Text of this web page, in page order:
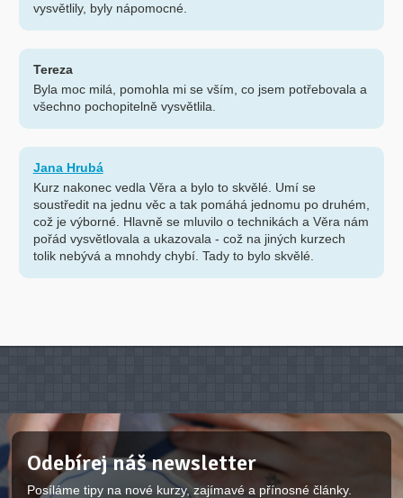
vysvětlily, byly nápomocné.
Tereza
Byla moc milá, pomohla mi se vším, co jsem potřebovala a
všechno pochopitelně vysvětlila.
Jana Hrubá
Kurz nakonec vedla Věra a bylo to skvělé. Umí se
soustředit na jednu věc a tak pomáhá jednomu po druhém,
což je výborné. Hlavně se mluvilo o technikách a Věra nám
pořád vysvětlovala a ukazovala - což na jiných kurzech
tolik nebývá a mnohdy chybí. Tady to bylo skvělé.
Odebírej náš newsletter
Posíláme tipy na nové kurzy, zajímavé a přínosné články.